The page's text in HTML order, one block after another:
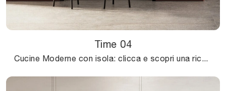
Time 04
Cucine Moderne con isola: clicca e scopri una ricca gamma di soluzioni dell'azienda Arredo3, tra cui il modello Time 04.